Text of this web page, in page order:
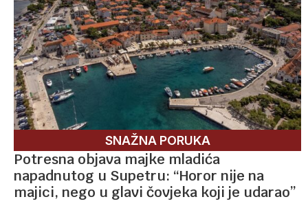
SNAŽNA PORUKA
Potresna objava majke mladića
napadnutog u Supetru: “Horor nije na
majici, nego u glavi čovjeka koji je udarao”